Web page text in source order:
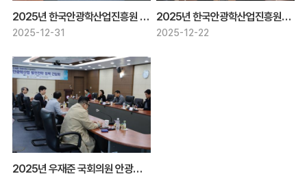
2025년 한국안광학산업진흥원 우재준 국회의원 감사패 전달
2025-12-31
2025년 한국안광학산업진흥원과 (주)삼광 공동 협력과제 추진을 위한 업무협약
2025-12-22
2025년 우재준 국회의원 안광학산업 기업 간담회